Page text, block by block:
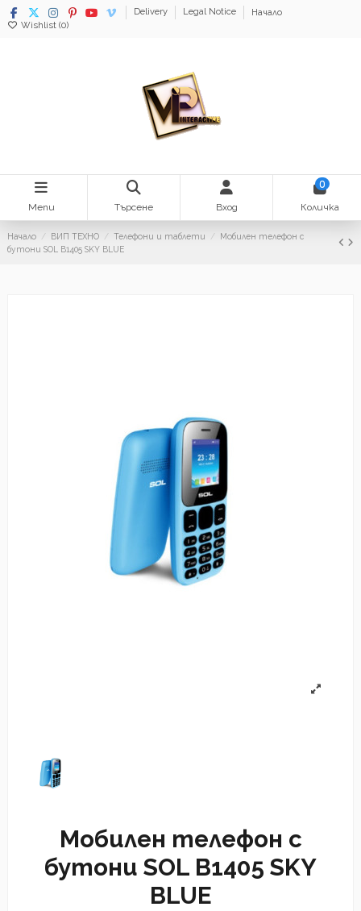
Delivery Legal Notice
Начало
Wishlist (0)
Menu Търсене Вход
0
Количка
Начало ВИП ТЕХНО Телефони и таблети
Мобилен телефон с
бутони SOL B1405 SKY BLUE
Мобилен телефон с
бутони SOL B1405 SKY
BLUE